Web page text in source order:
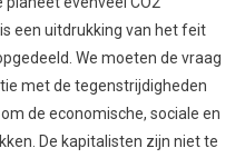
een uitdrukking van het feit
We moeten de vraag
met de tegenstrijdigheden
de economische, sociale en
De kapitalisten zijn niet te